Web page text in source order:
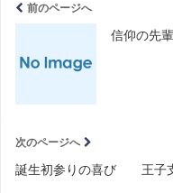
前のページへ
信仰の
次のページへ
誕生初参りの喜び 王子